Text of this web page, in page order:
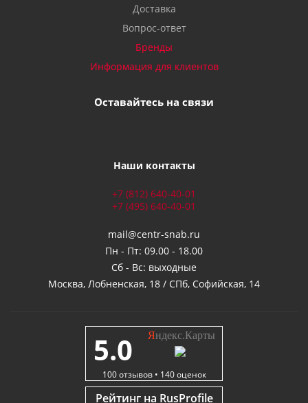
Доставка
Вопрос-ответ
Бренды
Информация для клиентов
Оставайтесь на связи
Наши контакты
+7 (812) 640-40-01
+7 (495) 640-40-01
mail@centr-snab.ru
Пн - Пт: 09.00 - 18.00
Сб - Вс: выходные
Москва, Лобненская, 18 / СПб, Софийская, 14
5.0 Яндекс.Карты
100отзывов • 140оценок
Рейтинг на RusProfile